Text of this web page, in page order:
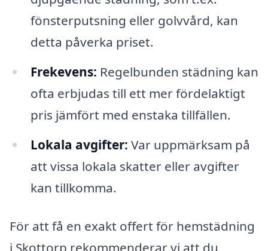
fönsterputsning eller golvvård, kan
detta påverka priset.
Frekevens: Regelbunden städning kan
ofta erbjudas till ett mer fördelaktigt
pris jämfört med enstaka tillfällen.
Lokala avgifter: Var uppmärksam på
att vissa lokala skatter eller avgifter
kan tillkomma.
För att få en exakt offert för hemstädning
i Skottorp rekommenderar vi att du